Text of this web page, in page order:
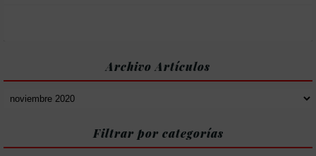
Archivo Artículos
Archivo
Filtrar por categorías